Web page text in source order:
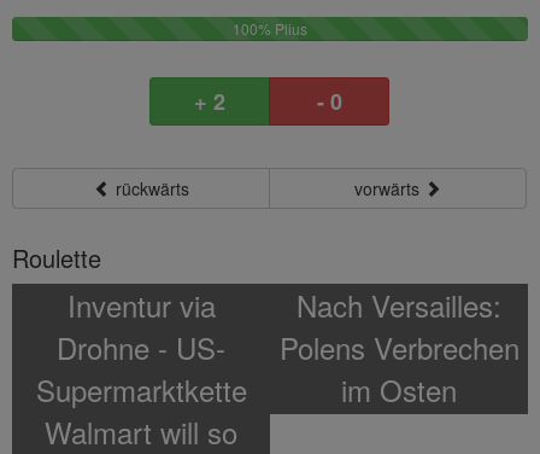
100% Plius100%
+ 2 - 0
rückwärts vorwärts
Roulette
Inventur via
Drohne - US-
Supermarktkette
Walmart will so
Nach Versailles:
Polens Verbrechen
im Osten